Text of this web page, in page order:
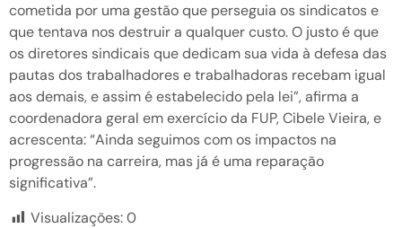
cometida por uma gestão que perseguia os sindicatos e
que tentava nos destruir a qualquer custo. O justo é que
os diretores sindicais que dedicam sua vida à defesa das
pautas dos trabalhadores e trabalhadoras recebam igual
aos demais, e assim é estabelecido pela lei”, afirma a
coordenadora geral em exercício da FUP, Cibele Vieira, e
acrescenta: “Ainda seguimos com os impactos na
progressão na carreira, mas já é uma reparação
significativa”.
Visualizações:0